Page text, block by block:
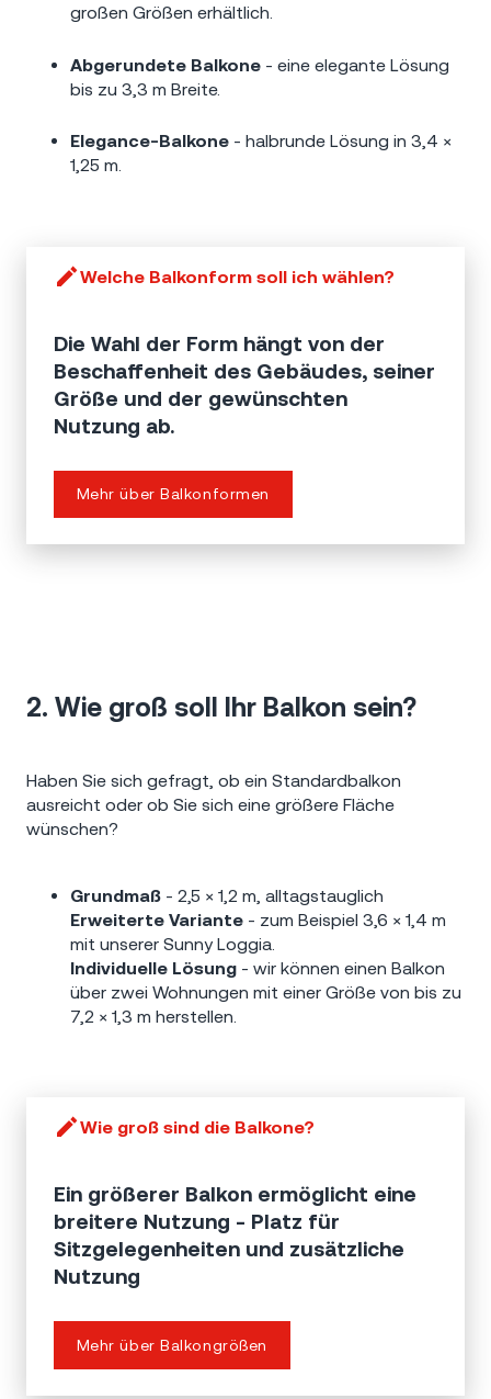
großen Größen erhältlich.
Abgerundete Balkone - eine elegante Lösung
bis zu 3,3 m Breite.
Elegance-Balkone - halbrunde Lösung in 3,4 ×
1,25 m.
Welche Balkonform soll ich wählen?
Die Wahl der Form hängt von der
Beschaffenheit des Gebäudes, seiner
Größe und der gewünschten
Nutzung ab.
Mehr über Balkonformen
2. Wie groß soll Ihr Balkon sein?
Haben Sie sich gefragt, ob ein Standardbalkon
ausreicht oder ob Sie sich eine größere Fläche
wünschen?
Grundmaß - 2,5 × 1,2 m, alltagstauglich
Erweiterte Variante - zum Beispiel 3,6 × 1,4 m
mit unserer Sunny Loggia.
Individuelle Lösung - wir können einen Balkon
über zwei Wohnungen mit einer Größe von bis zu
7,2 × 1,3 m herstellen.
Wie groß sind die Balkone?
Ein größerer Balkon ermöglicht eine
breitere Nutzung - Platz für
Sitzgelegenheiten und zusätzliche
Nutzung
Mehr über Balkongrößen